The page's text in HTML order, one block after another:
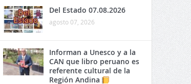
Del Estado 07.08.2026
agosto 07, 2026
Informan a Unesco y a la
CAN que libro peruano es
referente cultural de la
Región Andina